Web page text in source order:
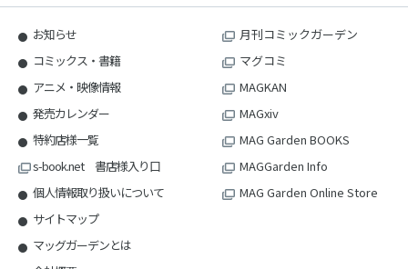
お知らせ
コミックス・書籍
アニメ・映像情報
発売カレンダー
特約店様一覧
s-book.net 書店様入り口
個人情報取り扱いについて
サイトマップ
マッグガーデンとは
月刊コミックガーデン
マグコミ
MAGKAN
MAGxiv
MAG Garden BOOKS
MAGGarden Info
MAG Garden Online Store